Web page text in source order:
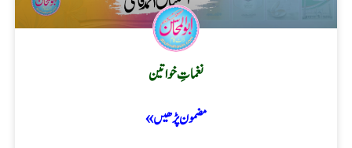
نغماتِ خواتین
مضمون پڑھیں »